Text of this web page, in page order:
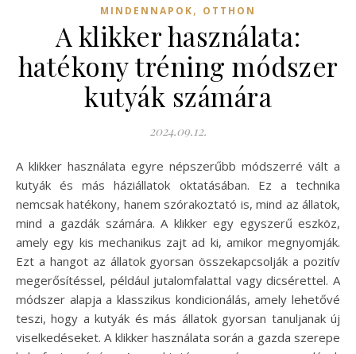
MINDENNAPOK, OTTHON
A klikker használata:
hatékony tréning módszer
kutyák számára
2024.09.12.
A klikker használata egyre népszerűbb módszerré vált a
kutyák és más háziállatok oktatásában. Ez a technika
nemcsak hatékony, hanem szórakoztató is, mind az állatok,
mind a gazdák számára. A klikker egy egyszerű eszköz,
amely egy kis mechanikus zajt ad ki, amikor megnyomják.
Ezt a hangot az állatok gyorsan összekapcsolják a pozitív
megerősítéssel, például jutalomfalattal vagy dicsérettel. A
módszer alapja a klasszikus kondicionálás, amely lehetővé
teszi, hogy a kutyák és más állatok gyorsan tanuljanak új
viselkedéseket. A klikker használata során a gazda szerepe